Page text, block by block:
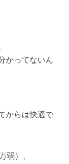
かってないん
からは快適で
弱）、